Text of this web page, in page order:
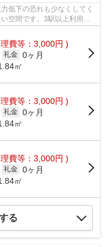
低下の恐れも少なくしてく
空間です。3駅以上利用可
費等：3,000円 )
礼金 0ヶ月
㎡
費等：3,000円 )
礼金 0ヶ月
㎡
費等：3,000円 )
礼金 0ヶ月
㎡
る